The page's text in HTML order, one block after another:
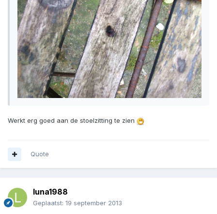
Werkt erg goed aan de stoelzitting te zien
Quote
luna1988
Geplaatst: 19 september 2013